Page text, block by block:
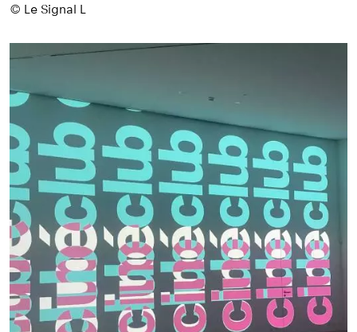
© Le Signal L